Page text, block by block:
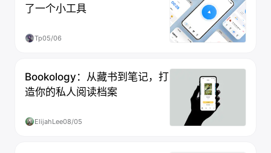
了一个小工具
Tp05/06
Bookology：从藏书到笔记，打
造你的私人阅读档案
ElijahLee08/05